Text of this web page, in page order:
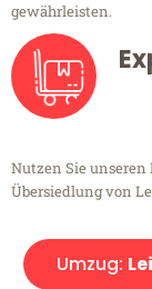
gewährleisten.
Nutzen Sie
Übersiedlung von
Umzug: